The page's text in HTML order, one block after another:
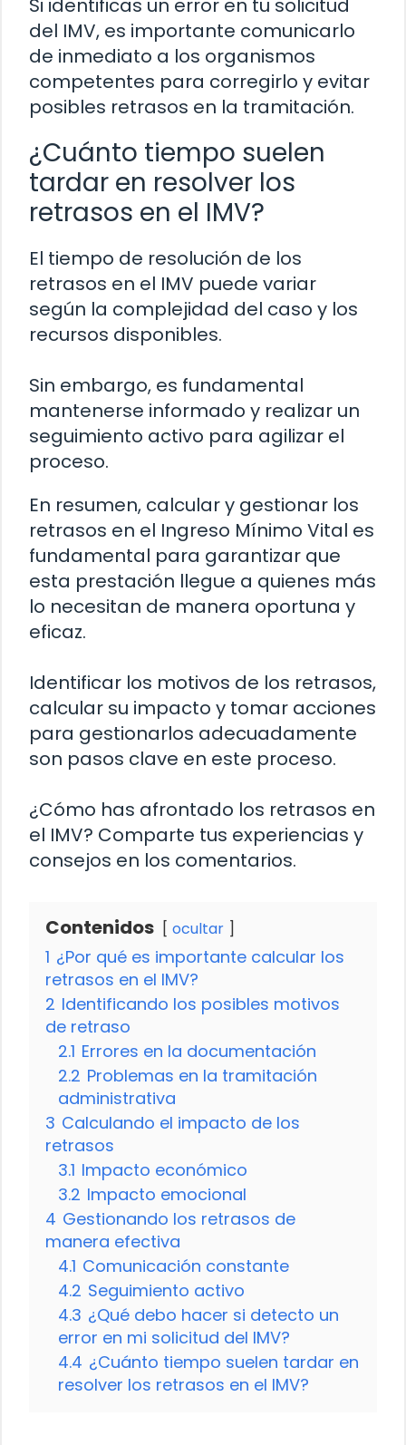
Si identificas un error en tu solicitud
del IMV, es importante comunicarlo
de inmediato a los organismos
competentes para corregirlo y evitar
posibles retrasos en la tramitación.
¿Cuánto tiempo suelen
tardar en resolver los
retrasos en el IMV?
El tiempo de resolución de los
retrasos en el IMV puede variar
según la complejidad del caso y los
recursos disponibles.
Sin embargo, es fundamental
mantenerse informado y realizar un
seguimiento activo para agilizar el
proceso.
En resumen, calcular y gestionar los
retrasos en el Ingreso Mínimo Vital es
fundamental para garantizar que
esta prestación llegue a quienes más
lo necesitan de manera oportuna y
eficaz.
Identificar los motivos de los retrasos,
calcular su impacto y tomar acciones
para gestionarlos adecuadamente
son pasos clave en este proceso.
¿Cómo has afrontado los retrasos en
el IMV? Comparte tus experiencias y
consejos en los comentarios.
Contenidos ocultar
1 ¿Por qué es importante calcular los
retrasos en el IMV?
2 Identificando los posibles motivos
de retraso
2.1 Errores en la documentación
2.2 Problemas en la tramitación
administrativa
3 Calculando el impacto de los
retrasos
3.1 Impacto económico
3.2 Impacto emocional
4 Gestionando los retrasos de
manera efectiva
4.1 Comunicación constante
4.2 Seguimiento activo
4.3 ¿Qué debo hacer si detecto un
error en mi solicitud del IMV?
4.4 ¿Cuánto tiempo suelen tardar en
resolver los retrasos en el IMV?